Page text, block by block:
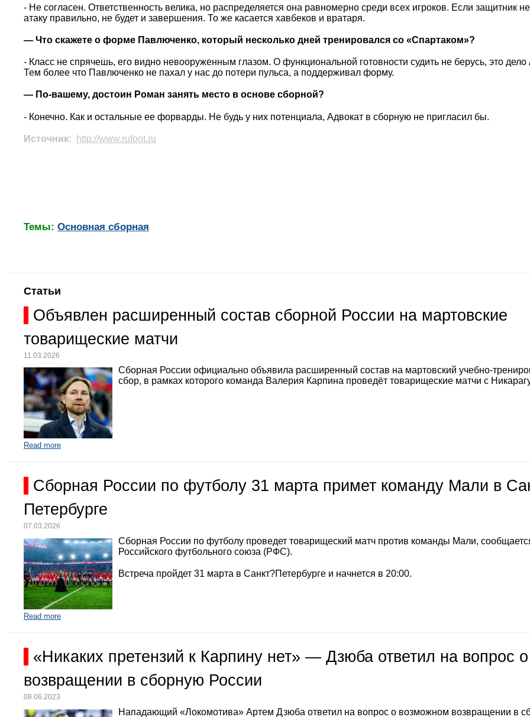
- Не согласен. Ответственность велика, но распределяется она равномерно среди всех игроков. Если защитник
атаку правильно, не будет и завершения. То же касается хавбеков и вратаря.
— Что скажете о форме Павлюченко, который несколько дней тренировался со «Спартаком»?
- Класс не спрячешь, его видно невооруженным глазом. О функциональной готовности судить не берусь, это дело
Тем более что Павлюченко не пахал у нас до потери пульса, а поддерживал форму.
— По-вашему, достоин Роман занять место в основе сборной?
- Конечно. Как и остальные ее форварды. Не будь у них потенциала, Адвокат в сборную не пригласил бы.
Источник: http://www.rufoot.ru
Темы: Основная сборная
Статьи
Объявлен расширенный состав сборной России на мартовские
товарищеские матчи
11.03.2026
Сборная России официально объявила расширенный состав на мартовский учебно-
сбор, в рамках которого команда Валерия Карпина проведёт товарищеские матчи с
Read more
Сборная России по футболу 31 марта примет команду Мали в
Петербурге
07.03.2026
Сборная России по футболу проведет товарищеский матч против команды Мали,
Российского футбольного союза (РФС).
Встреча пройдет 31 марта в Санкт?Петербурге и начнется в 20:00.
Read more
«Никаких претензий к Карпину нет» — Дзюба ответил на вопрос о
возвращении в сборную России
08.06.2023
Нападающий «Локомотива» Артем Дзюба ответил на вопрос о возможном возвращении в